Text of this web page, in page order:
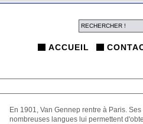
ACCUEIL
En 1901, Van Gennep rentre à Paris.
nombreuses langues lui permettent